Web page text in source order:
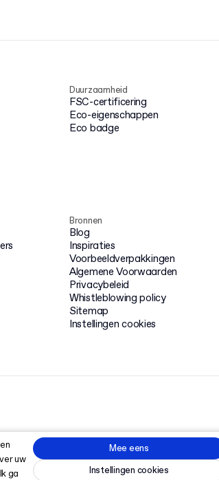
Duurzaamheid
FSC-certificering
Eco-eigenschappen
Eco badge
Bronnen
Blog
Inspiraties
Voorbeeldverpakkingen
Algemene Voorwaarden
Privacybeleid
Whistleblowing policy
Sitemap
Instellingen cookies
uw
ga
Mee eens
Instellingen cookies